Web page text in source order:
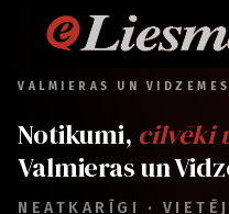
VALMIERAS UN
Notikumi, cilvēki
Valmieras un
NEATKARĪGI ·